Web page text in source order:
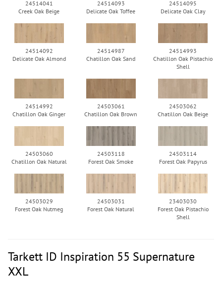
24514041
Creek Oak Beige
24514093
Delicate Oak Toffee
24514095
Delicate Oak Clay
24514092
Delicate Oak Almond
24514987
Chatillon Oak Sand
24514993
Chatillon Oak Pistachio
Shell
24514992
Chatillon Oak Ginger
24503061
Chatillon Oak Brown
24503062
Chatillon Oak Beige
24503060
Chatillon Oak Natural
24503118
Forest Oak Smoke
24503114
Forest Oak Papyrus
24503029
Forest Oak Nutmeg
24503031
Forest Oak Natural
23403030
Forest Oak Pistachio
Shell
Tarkett ID Inspiration 55 Supernature
XXL